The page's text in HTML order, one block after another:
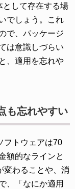
として存在する場
でしょう。これ
で、パッケージ
は意識しづらい
、適用を忘れや
も忘れやすい
フトウェアは70
額的なラインと
変わることや、消
、「なにか適用